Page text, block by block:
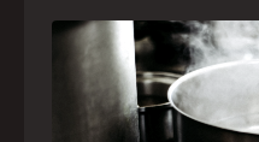
Frio leva brasileiros
aquecer e aumenta
dentro de casa